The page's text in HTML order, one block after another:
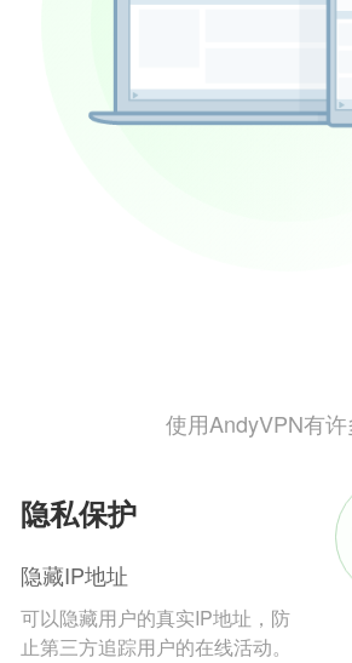
使用AndyVPN有
隐私保护
隐藏IP地址
可以隐藏用户的真实IP地址，防
止第三方追踪用户的在线活动。